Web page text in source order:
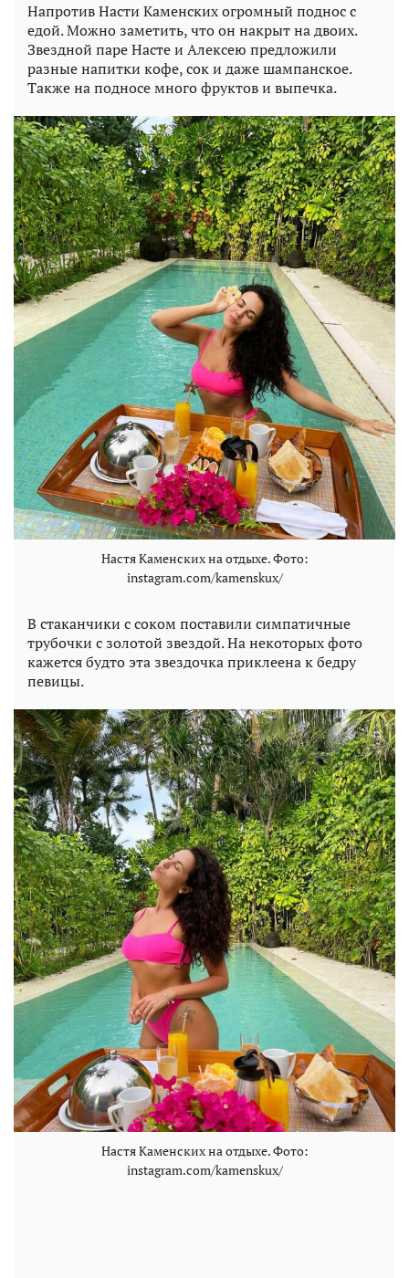
Напротив Насти Каменских огромный поднос с
едой. Можно заметить, что он накрыт на двоих.
Звездной паре Насте и Алексею предложили
разные напитки кофе, сок и даже шампанское.
Также на подносе много фруктов и выпечка.
Настя Каменских на отдыхе. Фото:
instagram.com/kamenskux/
В стаканчики с соком поставили симпатичные
трубочки с золотой звездой. На некоторых фото
кажется будто эта звездочка приклеена к бедру
певицы.
Настя Каменских на отдыхе. Фото:
instagram.com/kamenskux/